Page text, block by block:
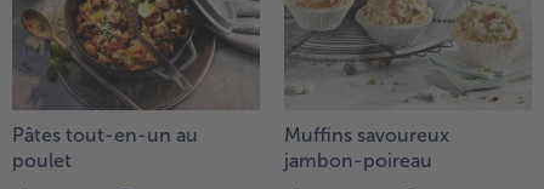
Pâtes tout-en-un au
poulet
Muffins savoureux
jambon-poireau